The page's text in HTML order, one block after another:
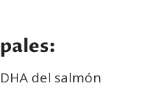
del salmón